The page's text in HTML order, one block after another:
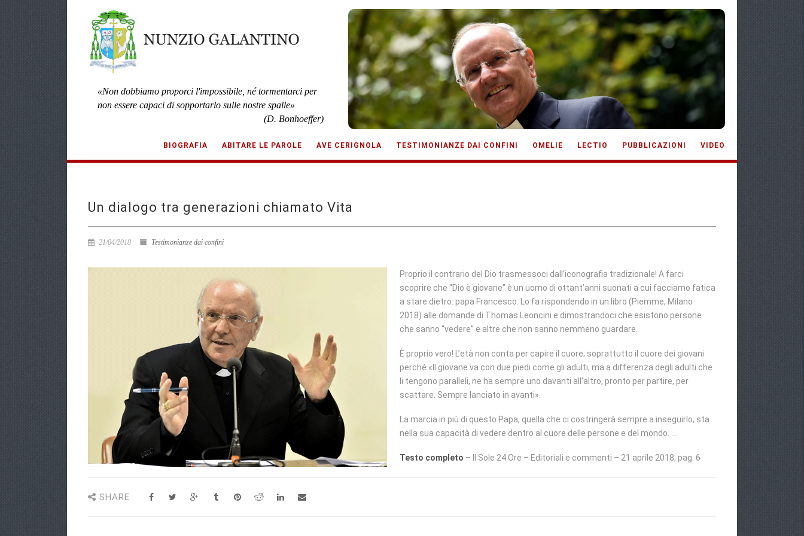
«Non dobbiamo proporci l'impossibile, né tormentarci per
non essere capaci di sopportarlo sulle nostre spalle»
(D. Bonhoeffer)
BIOGRAFIA ABITARE LE PAROLE AVE CERIGNOLA TESTIMONIANZE DAI CONFINI OMELIE LECTIO PUBBLICAZIONI VIDEO
Un dialogo tra generazioni chiamato Vita
21/04/2018 Testimonianze dai confini
Proprio il contrario del Dio trasmessoci dall’iconografia tradizionale! A farci
scoprire che “Dio è giovane” è un uomo di ottant’anni suonati a cui facciamo fatica
a stare dietro: papa Francesco. Lo fa rispondendo in un libro (Piemme, Milano
2018) alle domande di Thomas Leoncini e dimostrandoci che esistono persone
che sanno “vedere” e altre che non sanno nemmeno guardare.
È proprio vero! L’età non conta per capire il cuore; soprattutto il cuore dei giovani
perché «Il giovane va con due piedi come gli adulti, ma a differenza degli adulti che
li tengono paralleli, ne ha sempre uno davanti all’altro, pronto per partire, per
scattare. Sempre lanciato in avanti».
La marcia in più di questo Papa, quella che ci costringerà sempre a inseguirlo, sta
nella sua capacità di vedere dentro al cuore delle persone e del mondo. …
Testo completo – Il Sole 24 Ore – Editoriali e commenti – 21 aprile 2018, pag. 6
SHARE